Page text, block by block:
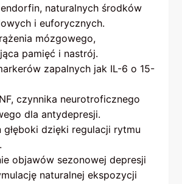
naturalnych środków
i euforycznych.
mózgowego,
pamięć i nastrój.
zapalnych jak IL-6 o 15-
czynnika neurotroficznego
dla antydepresji.
głęboki dzięki regulacji rytmu
objawów sezonowej depresji
naturalnej ekspozycji